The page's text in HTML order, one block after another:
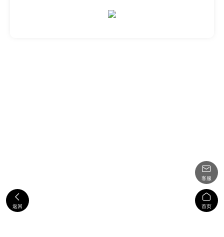

返回

客服

首页